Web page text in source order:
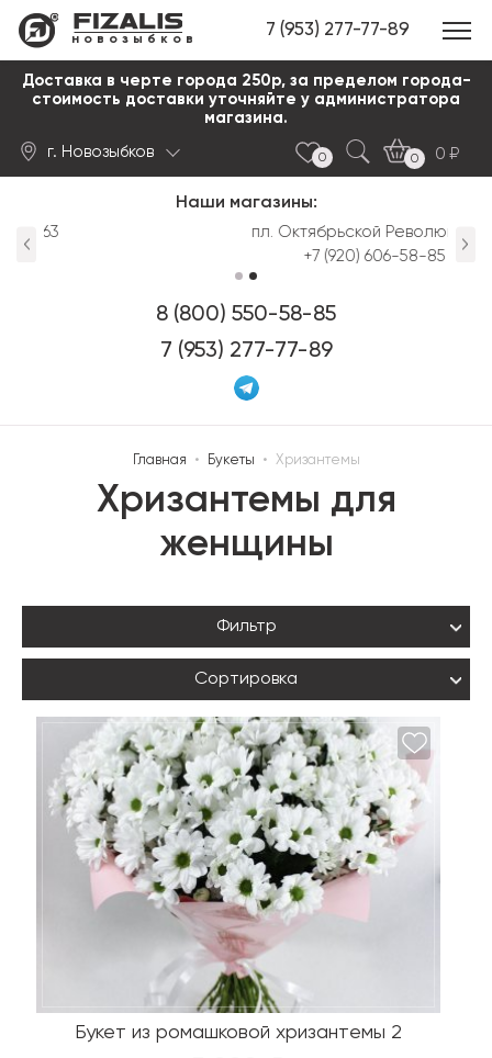
новозыбков 7 (953) 277-77-89
Доставка в черте города 250р, за пределом города-
стоимость доставки уточняйте у администратора
магазина.
г. Новозыбков 0 0
0
Наши магазины:
пл. Октябрьской Революции д.3
+7 (920) 606-58-85
8 (800) 550-58-85
7 (953) 277-77-89
Главная • Букеты • Хризантемы
Хризантемы для
женщины
Фильтр
Сортировка
Букет из ромашковой хризантемы 2